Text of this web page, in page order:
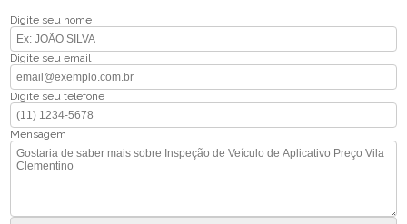
Digite seu nome
Digite seu email
Digite seu telefone
Mensagem